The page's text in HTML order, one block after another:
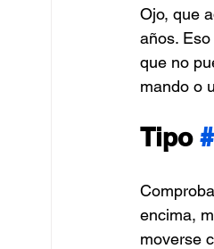
Ojo, que
años.
que no
mando o
Tipo
encima,
moverse